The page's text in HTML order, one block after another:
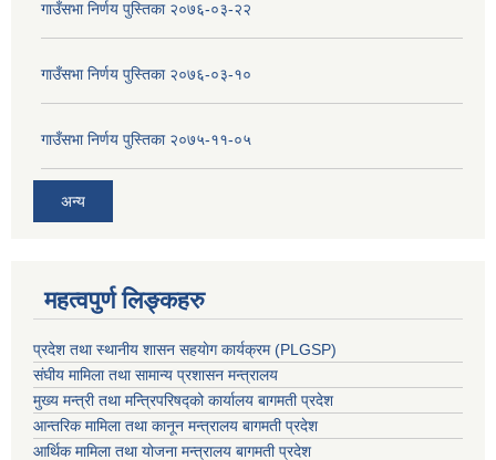
गाउँसभा निर्णय पुस्तिका २०७६-०३-२२
गाउँसभा निर्णय पुस्तिका २०७६-०३-१०
गाउँसभा निर्णय पुस्तिका २०७५-११-०५
अन्य
महत्वपुर्ण लिङ्कहरु
प्रदेश तथा स्थानीय शासन सहयाेग कार्यक्रम (PLGSP)
संघीय मामिला तथा सामान्य प्रशासन मन्त्रालय
मुख्य मन्त्री तथा मन्त्रिपरिषद्को कार्यालय बागमती प्रदेश
आन्तरिक मामिला तथा कानून मन्त्रालय बागमती प्रदेश
आर्थिक मामिला तथा योजना मन्त्रालय बागमती प्रदेश